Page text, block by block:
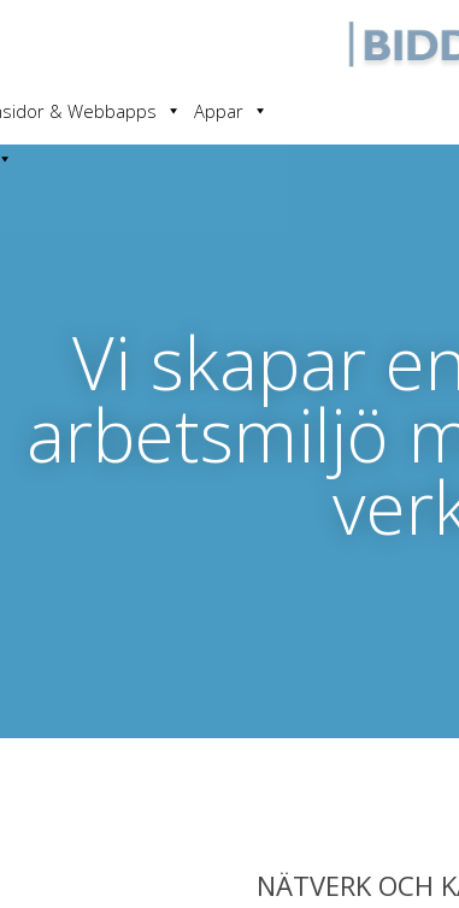
& Webbapps
Appar
Vi skapar
arbetsmiljö
NÄTVERK OCH